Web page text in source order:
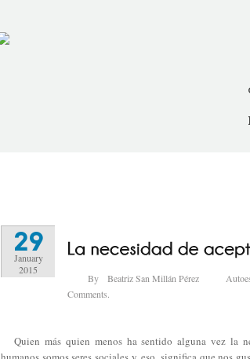
29
January
2015
By Beatriz San Millán Pérez
Comments.
Quien más quien menos ha sentido alguna vez la